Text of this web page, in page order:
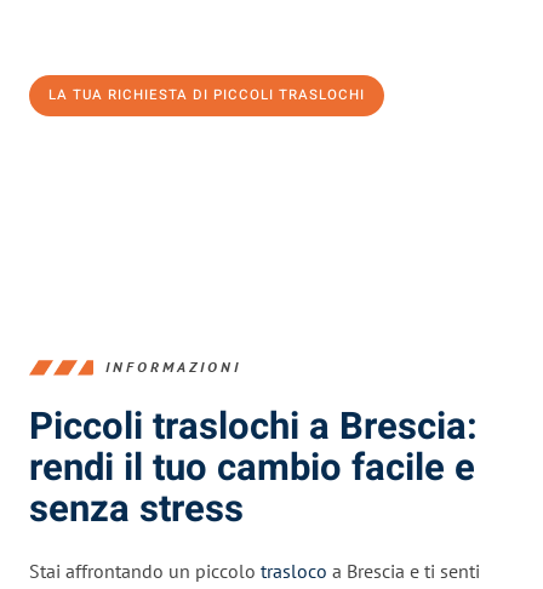
LA TUA RICHIESTA DI PICCOLI TRASLOCHI
INFORMAZIONI
Piccoli traslochi a Brescia:
rendi il tuo cambio facile e
senza stress
Stai affrontando un piccolo trasloco a Brescia e ti senti